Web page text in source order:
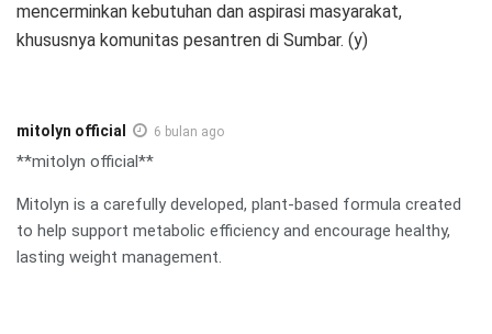
mencerminkan kebutuhan dan aspirasi masyarakat,
khususnya komunitas pesantren di Sumbar. (y)
mitolyn official 6 bulan ago
**mitolyn official**
Mitolyn is a carefully developed, plant-based formula created
to help support metabolic efficiency and encourage healthy,
lasting weight management.